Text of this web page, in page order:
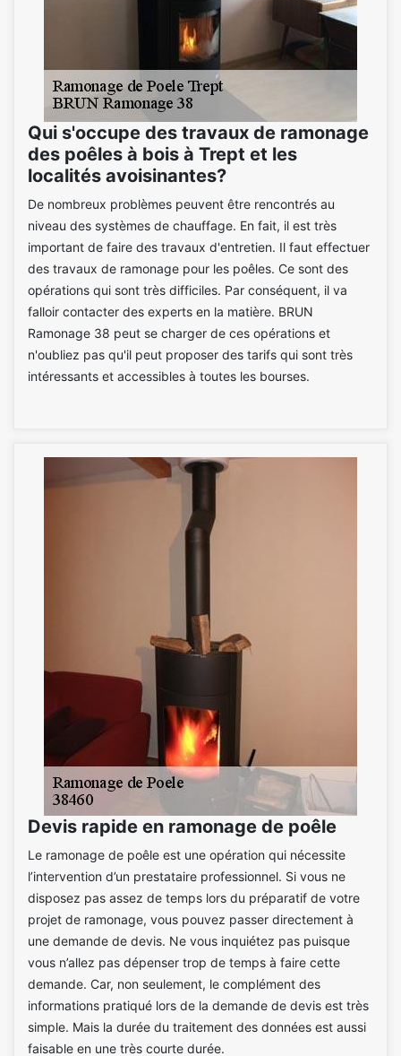
Qui s'occupe des travaux de ramonage
des poêles à bois à Trept et les
localités avoisinantes?
De nombreux problèmes peuvent être rencontrés au
niveau des systèmes de chauffage. En fait, il est très
important de faire des travaux d'entretien. Il faut effectuer
des travaux de ramonage pour les poêles. Ce sont des
opérations qui sont très difficiles. Par conséquent, il va
falloir contacter des experts en la matière. BRUN
Ramonage 38 peut se charger de ces opérations et
n'oubliez pas qu'il peut proposer des tarifs qui sont très
intéressants et accessibles à toutes les bourses.
Devis rapide en ramonage de poêle
Le ramonage de poêle est une opération qui nécessite
l’intervention d’un prestataire professionnel. Si vous ne
disposez pas assez de temps lors du préparatif de votre
projet de ramonage, vous pouvez passer directement à
une demande de devis. Ne vous inquiétez pas puisque
vous n’allez pas dépenser trop de temps à faire cette
demande. Car, non seulement, le complément des
informations pratiqué lors de la demande de devis est très
simple. Mais la durée du traitement des données est aussi
faisable en une très courte durée.